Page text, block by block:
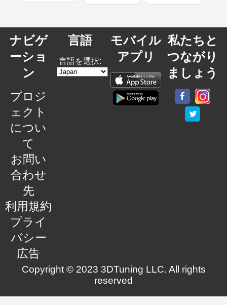
ナビゲ
ーショ
ン
プロジ
ェクト
につい
て
お問い
合わせ
先
利用規約
プライ
バシー
広告
言語
言語を選択:
モバイル
アプリ
私たちと
つながり
ましょう
Copyright © 2023 3DTuning LLC. All rights
reserved